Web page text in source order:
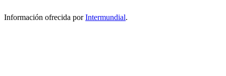
Información ofrecida porIntermundial.